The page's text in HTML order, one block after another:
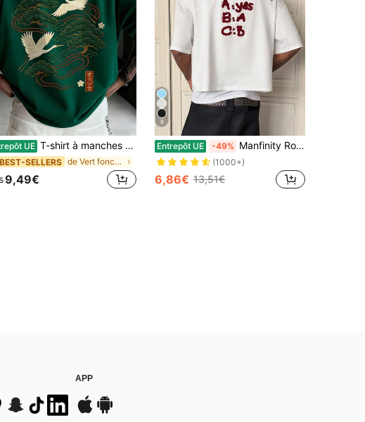
UE T-shirt à manches courtes Zrgoth pour hommes, décontracté, polyvalent, minimaliste, imprimé grue japonaise, streetwear
SELLERS de Vert foncé T-shirts pour hommes
9,49€
8
Entrepôt UE -49% Manfinity Roghcode T-shirts de rue d'été vintage blanc pour hommes,Serviettes brodées personnalisées Est-ce que tu m'aimes? Question rhétorique humoristique Y2k Vacances
(1000+)
6,86€ 13,51€
APP